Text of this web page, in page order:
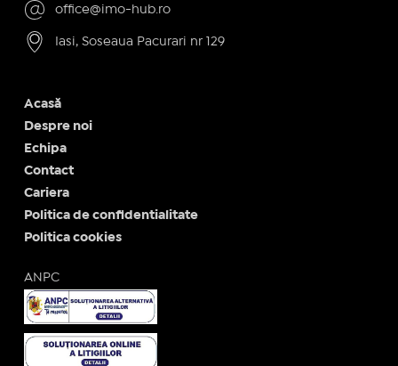
office@imo-hub.ro
Iasi, Soseaua Pacurari nr 129
Acasă
Despre noi
Echipa
Contact
Cariera
Politica de confidentialitate
Politica cookies
ANPC